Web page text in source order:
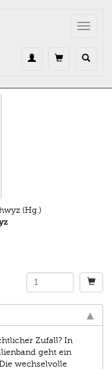
Toggle
(Hg.)
Zufall? In
geht ein
wechselvolle